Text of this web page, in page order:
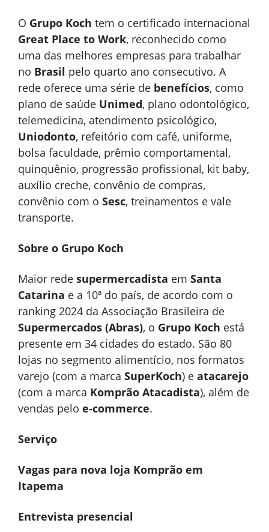
O Grupo Koch tem o certificado internacional
Great Place to Work, reconhecido como
uma das melhores empresas para trabalhar
no Brasil pelo quarto ano consecutivo. A
rede oferece uma série de benefícios, como
plano de saúde Unimed, plano odontológico,
telemedicina, atendimento psicológico,
Uniodonto, refeitório com café, uniforme,
bolsa faculdade, prêmio comportamental,
quinquênio, progressão profissional, kit baby,
auxílio creche, convênio de compras,
convênio com o Sesc, treinamentos e vale
transporte.
Sobre o Grupo Koch
Maior rede supermercadista em Santa
Catarina e a 10ª do país, de acordo com o
ranking 2024 da Associação Brasileira de
Supermercados (Abras), o Grupo Koch está
presente em 34 cidades do estado. São 80
lojas no segmento alimentício, nos formatos
varejo (com a marca SuperKoch) e atacarejo
(com a marca Komprão Atacadista), além de
vendas pelo e-commerce.
Serviço
Vagas para nova loja Komprão em
Itapema
Entrevista presencial